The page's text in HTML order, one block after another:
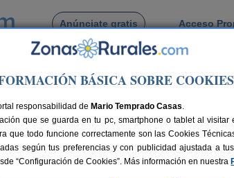
Anúnciate gratis Acceso
por pueblo
Compartir:
BÁSICA SOBRE COOKIES
responsabilidad de Mario Temprado Casas.
que se guarda en tu pc, smartphone o tablet al
que todo funcione correctamente son las Cookies
según tus preferencias y con publicidad ajustada a
“Configuración de Cookies”. Más información en nuestra